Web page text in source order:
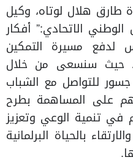
طارق هلال لوتاه، وكيل
الاتحادي:” أفكار
لدفع مسيرة التمكين
حيث سنسعى من خلال
للتواصل مع الشباب
على المساهمة بطرح
في تنمية الوعي وتعزيز
بالحياة البرلمانية